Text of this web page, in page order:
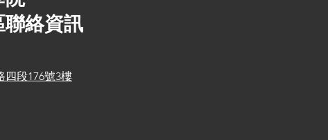
絡資訊
四段176號3樓